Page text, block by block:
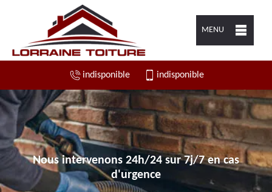
MENU
indisponible indisponible
Nous intervenons 24h/24 sur 7j/7 en cas
d'urgence